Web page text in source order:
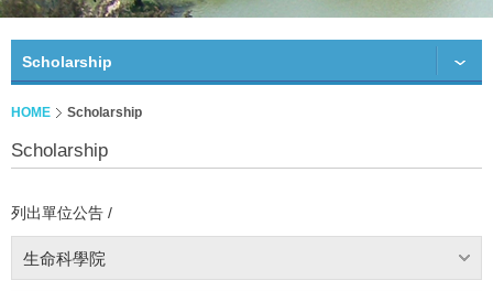
Scholarship
HOME Scholarship
Scholarship
列出單位公告 /
生命科學院